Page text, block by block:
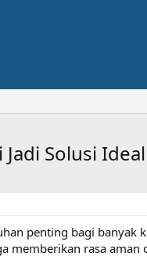
Solusi
penting bagi banyak
rasa